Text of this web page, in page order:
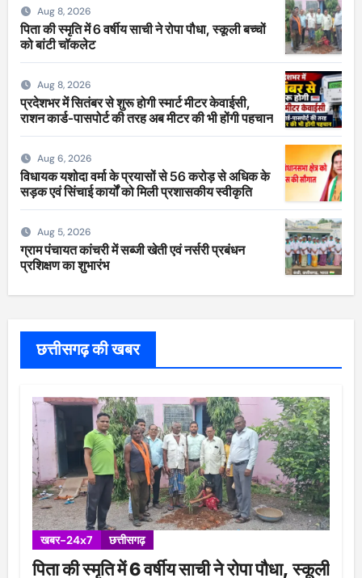
Aug 8, 2026
पिता की स्मृति में 6 वर्षीय साची ने रोपा पौधा, स्कूली बच्चों
को बांटी चॉकलेट
Aug 8, 2026
प्रदेशभर में सितंबर से शुरू होगी स्मार्ट मीटर केवाईसी,
राशन कार्ड-पासपोर्ट की तरह अब मीटर की भी होंगी पहचान
Aug 6, 2026
विधायक यशोदा वर्मा के प्रयासों से 56 करोड़ से अधिक के
सड़क एवं सिंचाई कार्यों को मिली प्रशासकीय स्वीकृति
Aug 5, 2026
ग्राम पंचायत कांचरी में सब्जी खेती एवं नर्सरी प्रबंधन
प्रशिक्षण का शुभारंभ
छत्तीसगढ़ की खबर
खबर-24x7 छत्तीसगढ़
पिता की स्मृति में 6 वर्षीय साची ने रोपा पौधा, स्कूली